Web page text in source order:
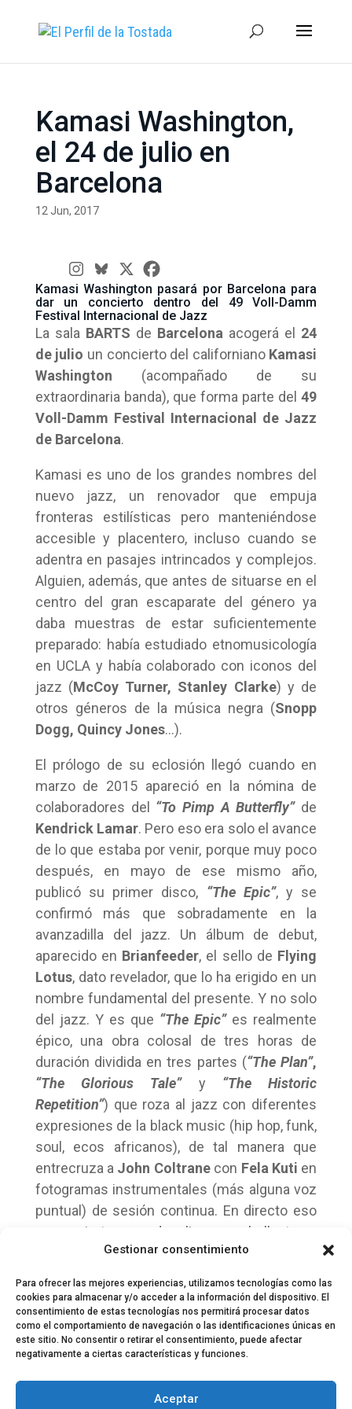
Gestionar consentimiento
Para ofrecer las mejores experiencias, utilizamos tecnologías como las
cookies para almacenar y/o acceder a la información del dispositivo. El
consentimiento de estas tecnologías nos permitirá procesar datos
como el comportamiento de navegación o las identificaciones únicas en
este sitio. No consentir o retirar el consentimiento, puede afectar
negativamente a ciertas características y funciones.
Aceptar
Kamasi Washington,
el 24 de julio en
Barcelona
12 Jun, 2017
Kamasi Washington pasará por Barcelona para
dar un concierto dentro del 49 Voll-Damm
Festival Internacional de Jazz
La sala BARTS de Barcelona acogerá el 24
de julio un concierto del californiano Kamasi
Washington (acompañado de su
extraordinaria banda), que forma parte del49
Voll-Damm Festival Internacional de Jazz
de Barcelona.
Kamasi es uno de los grandes nombres del
nuevo jazz, un renovador que empuja
fronteras estilísticas pero manteniéndose
accesible y placentero, incluso cuando se
adentra en pasajes intrincados y complejos.
Alguien, además, que antes de situarse en el
centro del gran escaparate del género ya
daba muestras de estar suficientemente
preparado: había estudiado etnomusicología
en UCLA y había colaborado con iconos del
jazz (McCoy Turner, Stanley Clarke) y de
otros géneros de la música negra (Snopp
Dogg, Quincy Jones…).
El prólogo de su eclosión llegó cuando en
marzo de 2015 apareció en la nómina de
colaboradores del “To Pimp A Butterfly” de
Kendrick Lamar. Pero eso era solo el avance
de lo que estaba por venir, porque muy poco
después, en mayo de ese mismo año,
publicó su primer disco, “The Epic”, y se
confirmó más que sobradamente en la
avanzadilla del jazz. Un álbum de debut,
aparecido en Brianfeeder, el sello de Flying
Lotus, dato revelador, que lo ha erigido en un
nombre fundamental del presente. Y no solo
del jazz. Y es que “The Epic”es realmente
épico, una obra colosal de tres horas de
duración dividida en tres partes (“The Plan”,
“The Glorious Tale”y
“The Historic
Repetition”) que roza al jazz con diferentes
expresiones de la black music (hip hop, funk,
soul, ecos africanos), de tal manera que
entrecruza a John Coltranecon Fela Kuti en
fotogramas instrumentales (más alguna voz
puntual) de sesión continua. En directo eso
se convierte en un despliegue apabullante.